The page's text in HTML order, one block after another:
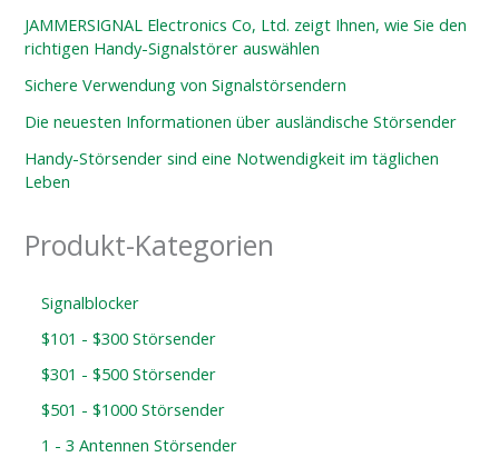
JAMMERSIGNAL Electronics Co, Ltd. zeigt Ihnen, wie Sie den
richtigen Handy-Signalstörer auswählen
Sichere Verwendung von Signalstörsendern
Die neuesten Informationen über ausländische Störsender
Handy-Störsender sind eine Notwendigkeit im täglichen
Leben
Produkt-Kategorien
Signalblocker
$101 - $300 Störsender
$301 - $500 Störsender
$501 - $1000 Störsender
1 - 3 Antennen Störsender